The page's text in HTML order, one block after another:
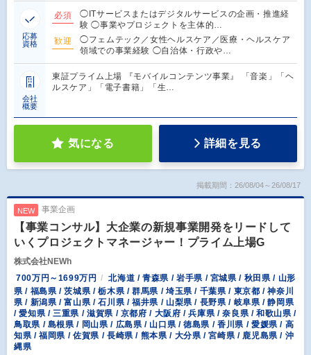
応募
資格
必須
◯ITサービスまたはデジタルサービスの企画・推進経
験 ◯事業やプロジェクトを主体的…
歓迎
◯フェムテック／女性ヘルスケア／医療・ヘルスケア
領域での事業経験 ◯自治体・行政や…
会社
概要
東証プライム上場 『モバイルコンテンツ事業』 「音楽」「ヘ
ルスケア」「電子書籍」「生…
気になる 詳細を見る
掲載期間：26/08/04～26/08/17
NEW 事業企画
【事業コンサル】大企業の新規事業開発をリードして
いくプロジェクトマネージャー！プライム上場G
株式会社NEWh
700万円～1699万円
北海道 / 青森県 / 岩手県 / 宮城県 / 秋田県 / 山形
県 / 福島県 / 茨城県 / 栃木県 / 群馬県 / 埼玉県 / 千葉県 / 東京都 / 神奈川
県 / 新潟県 / 富山県 / 石川県 / 福井県 / 山梨県 / 長野県 / 岐阜県 / 静岡県
/ 愛知県 / 三重県 / 滋賀県 / 京都府 / 大阪府 / 兵庫県 / 奈良県 / 和歌山県 /
鳥取県 / 島根県 / 岡山県 / 広島県 / 山口県 / 徳島県 / 香川県 / 愛媛県 / 高
知県 / 福岡県 / 佐賀県 / 長崎県 / 熊本県 / 大分県 / 宮崎県 / 鹿児島県 / 沖
縄県